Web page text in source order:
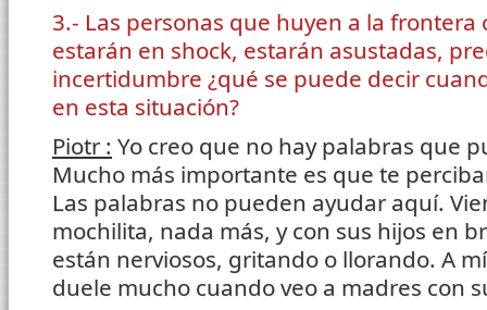
3.- Las personas que huyen a la frontera
estarán en shock, estarán asustadas,
incertidumbre ¿qué se puede decir
en esta situación?
Piotr : Yo creo que no hay palabras que
Mucho más importante es que te
Las palabras no pueden ayudar aquí.
mochilita, nada más, y con sus hijos en
están nerviosos, gritando o llorando. A
duele mucho cuando veo a madres con